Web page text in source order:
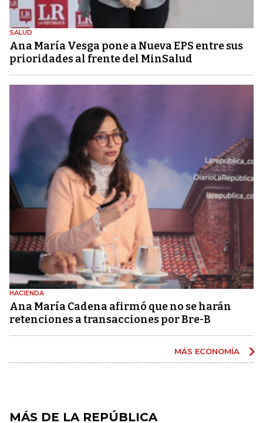
SALUD
Ana María Vesga pone a Nueva EPS entre sus
prioridades al frente del MinSalud
HACIENDA
Ana María Cadena afirmó que no se harán
retenciones a transacciones por Bre-B
MÁS ECONOMÍA
MÁS DE LA REPÚBLICA